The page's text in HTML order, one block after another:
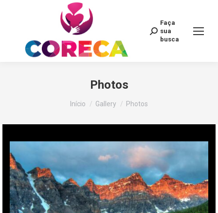
Search:
Faça
sua
busca
Photos
Você está aqui:
Início Gallery Photos